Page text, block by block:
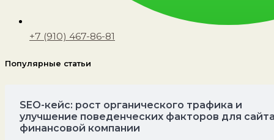
+7 (910) 467-86-81
Популярные статьи
SEO-кейс: рост органического трафика и
улучшение поведенческих факторов для
финансовой компании